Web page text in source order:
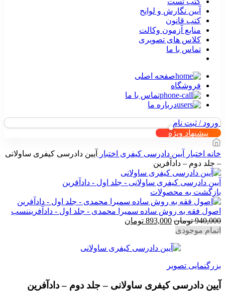
آیین نگارش و لوایح
کتب قانون
منابع آزمون وکالت
کلاس های تصویری
تماس با ما
صفحه اصلی
فروشگاه
تماس با ما
درباره ما
ورود / ثبت نام
پیشنهاد ویژه
خانه اختبار آیین دادرسی کیفری اختبار
آیین دادرسی کیفری ساولانی
– جلد دوم – دادآفرین
آیین دادرسی کیفری ساولانی - جلد اول - دادآفرین
بازگشت به محصولات
اصول فقه به روش ساده سمیرا محمدی - جلد اول - دادآفریننسب
940,000 تومان قیمت
بود.
893,000 تومان
است.
اتمام موجودی
بزرگنمایی تصویر
آیین دادرسی کیفری ساولانی – جلد دوم – دادآفرین